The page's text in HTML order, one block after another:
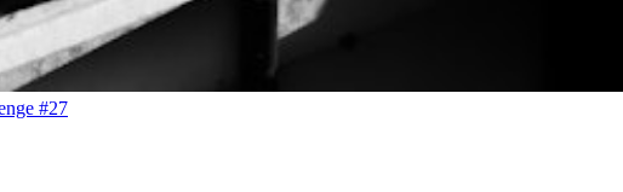
#27